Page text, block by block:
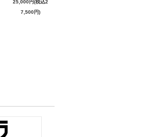
25,000円(税込2
7,500円)